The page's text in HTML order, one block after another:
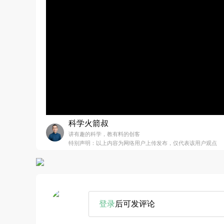
科学火箭叔
讲有趣的科学，教有料的创客
特别声明：以上内容为网络用户上传发布，仅代表该用户观点
登录后可发评论